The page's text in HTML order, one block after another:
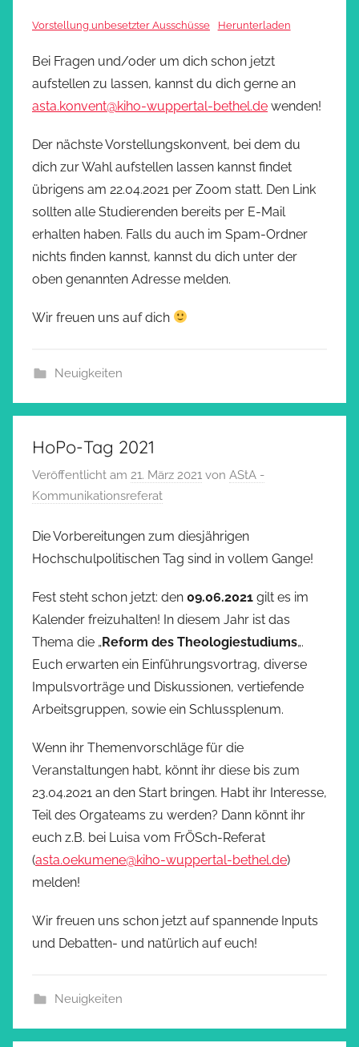
Vorstellung unbesetzter Ausschüsse Herunterladen
Bei Fragen und/oder um dich schon jetzt
aufstellen zu lassen, kannst du dich gerne an
asta.konvent@kiho-wuppertal-bethel.de wenden!
Der nächste Vorstellungskonvent, bei dem du
dich zur Wahl aufstellen lassen kannst findet
übrigens am 22.04.2021 per Zoom statt. Den Link
sollten alle Studierenden bereits per E-Mail
erhalten haben. Falls du auch im Spam-Ordner
nichts finden kannst, kannst du dich unter der
oben genannten Adresse melden.
Wir freuen uns auf dich
Neuigkeiten
HoPo-Tag 2021
Veröffentlicht am 21. März 2021 von AStA -
Kommunikationsreferat
Die Vorbereitungen zum diesjährigen
Hochschulpolitischen Tag sind in vollem Gange!
Fest steht schon jetzt: den 09.06.2021 gilt es im
Kalender freizuhalten! In diesem Jahr ist das
Thema die „Reform des Theologiestudiums„.
Euch erwarten ein Einführungsvortrag, diverse
Impulsvorträge und Diskussionen, vertiefende
Arbeitsgruppen, sowie ein Schlussplenum.
Wenn ihr Themenvorschläge für die
Veranstaltungen habt, könnt ihr diese bis zum
23.04.2021 an den Start bringen. Habt ihr Interesse,
Teil des Orgateams zu werden? Dann könnt ihr
euch z.B. bei Luisa vom FrÖSch-Referat
(asta.oekumene@kiho-wuppertal-bethel.de)
melden!
Wir freuen uns schon jetzt auf spannende Inputs
und Debatten- und natürlich auf euch!
Neuigkeiten